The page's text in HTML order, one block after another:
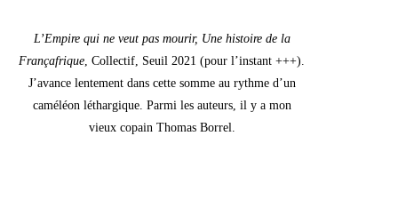
L’Em­pire qui ne veut pas mou­rir, Une his­toire de la
Fran­ça­frique, Col­lec­tif, Seuil 2021 (pour l’ins­tant +++).
J’a­vance len­te­ment dans cette somme au rythme d’un
camé­léon léthar­gique. Par­mi les auteurs, il y a mon
vieux copain Tho­mas Bor­rel.